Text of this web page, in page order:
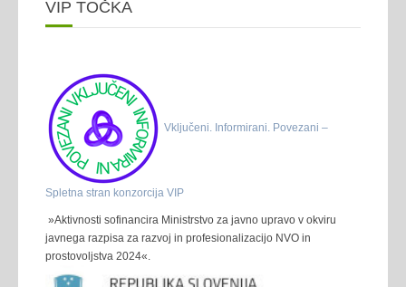
VIP TOČKA
Vključeni. Informirani. Povezani –
Spletna stran konzorcija VIP
»Aktivnosti sofinancira Ministrstvo za javno upravo v okviru
javnega razpisa za razvoj in profesionalizacijo NVO in
prostovoljstva 2024«.